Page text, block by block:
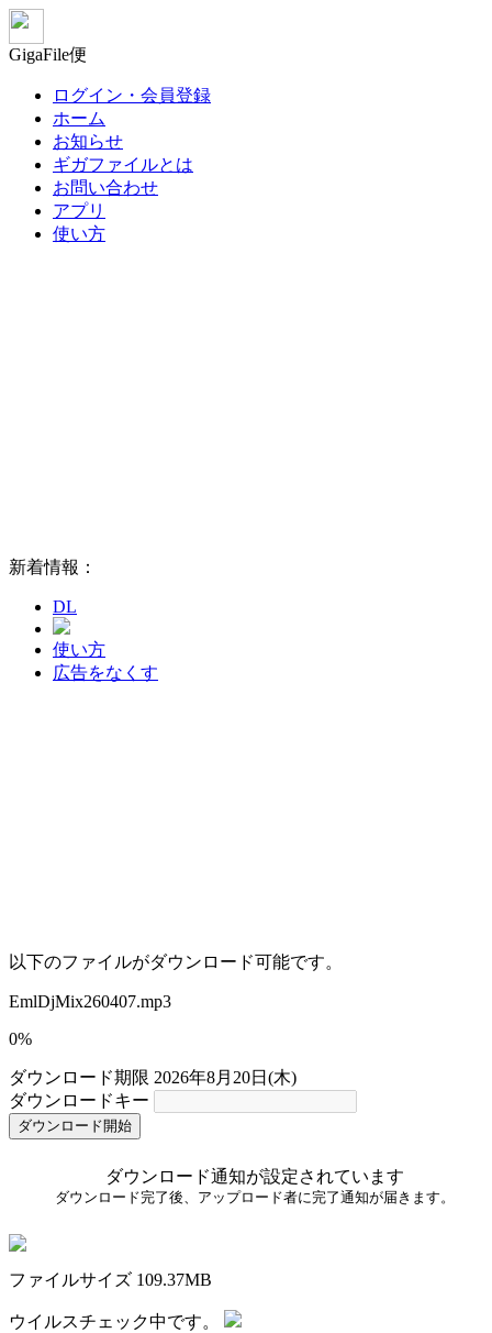
GigaFile便
ログイン・会員登録
ホーム
お知らせ
ギガファイルとは
お問い合わせ
アプリ
使い方
新着情報：
DL
使い方
広告をなくす
以下のファイルがダウンロード可能です。
EmlDjMix260407.mp3
0%
ダウンロード期限 2026年8月20日(木)
ダウンロードキー
ダウンロード開始
ダウンロード通知が設定されています
ダウンロード完了後、アップロード者に完了通知が届きます。
ファイルサイズ 109.37MB
ウイルスチェック中です。